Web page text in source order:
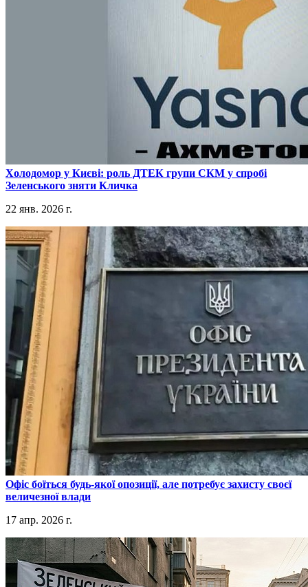
​Холодомор у Києві: роль ДТЕК групи СКМ у спробі
Зеленського зняти Кличка
22 янв. 2026 г.
​Офіс боїться будь-якої опозиції, але потребує захисту своєї
величезної влади
17 апр. 2026 г.